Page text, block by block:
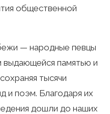
общественной
— народные певцы
выдающейся памятью и
тысячи
и поэм. Благодаря их
дошли до наших